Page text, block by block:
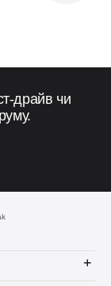
драйв чи